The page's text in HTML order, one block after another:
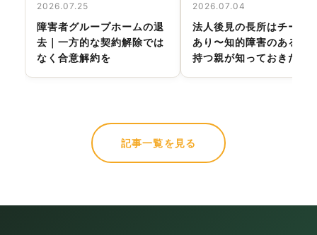
2026.07.25
障害者グループホームの退
去｜一方的な契約解除では
なく合意解約を
2026.07.04
法人後見の長所はチーム
あり〜知的障害のある子
持つ親が知っておきたい
記事一覧を見る